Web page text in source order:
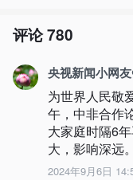
评论780
央视新闻小网
为世界人民敬
午，中非合作
大家庭时隔6
大，影响深远
2024年9月6日